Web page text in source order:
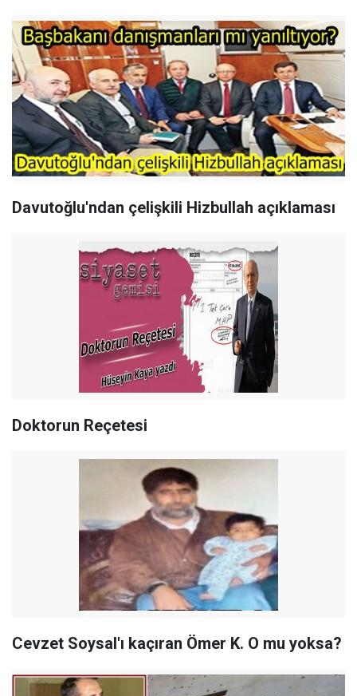
Davutoğlu'ndan çelişkili Hizbullah açıklaması
Doktorun Reçetesi
Cevzet Soysal'ı kaçıran Ömer K. O mu yoksa?